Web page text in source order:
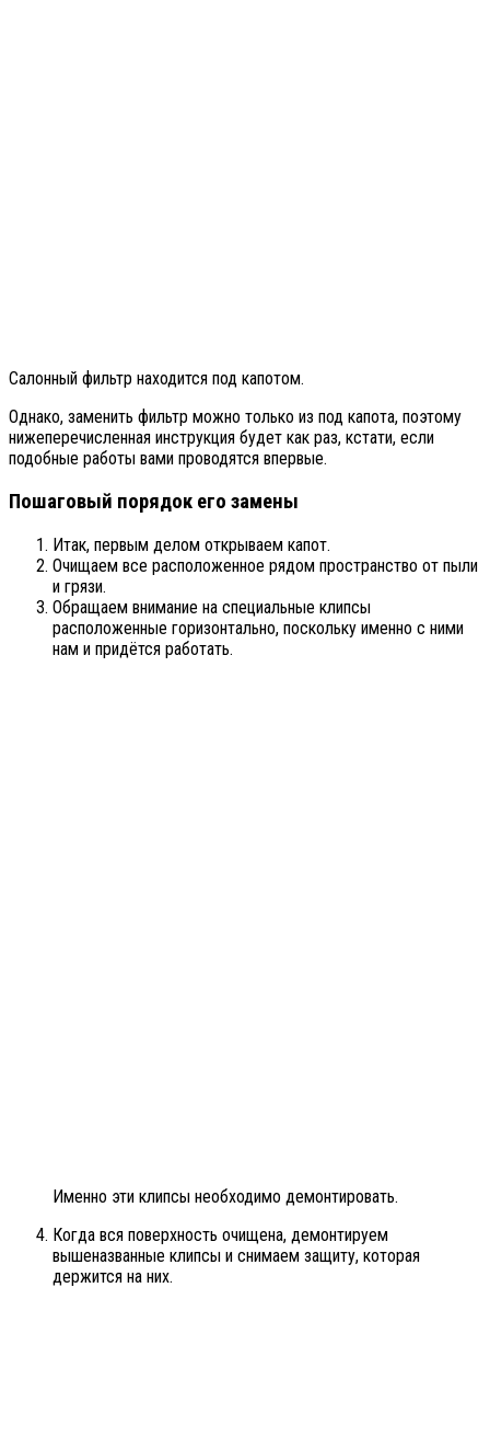
Салонный фильтр находится под капотом.
Однако, заменить фильтр можно только из под капота, поэтому
нижеперечисленная инструкция будет как раз, кстати, если
подобные работы вами проводятся впервые.
Пошаговый порядок его замены
Итак, первым делом открываем капот.
Очищаем все расположенное рядом пространство от пыли
и грязи.
Обращаем внимание на специальные клипсы
расположенные горизонтально, поскольку именно с ними
нам и придётся работать.
Именно эти клипсы необходимо демонтировать.
Когда вся поверхность очищена, демонтируем
вышеназванные клипсы и снимаем защиту, которая
держится на них.